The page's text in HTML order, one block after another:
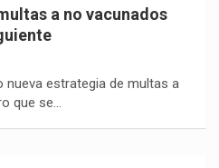
a no vacunados
nueva estrategia de multas a
que se…